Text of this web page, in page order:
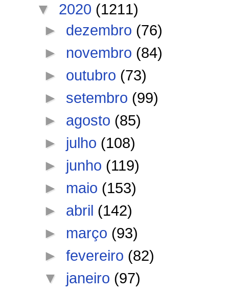
▼ 2020 (1211)
► dezembro (76)
► novembro (84)
► outubro (73)
► setembro (99)
► agosto (85)
► julho (108)
► junho (119)
► maio (153)
► abril (142)
► março (93)
►fevereiro (82)
▼ janeiro (97)